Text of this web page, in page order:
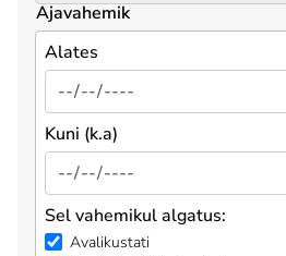
Ajavahemik
Alates
Kuni (k.a)
Sel vahemikul algatus:
Avalikustati